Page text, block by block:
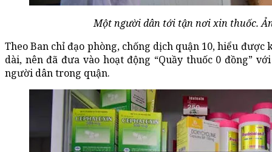
Một người dân tới tận nơi xin thuốc.
Theo Ban chỉ đạo phòng, chống dịch quận 10, hiểu
dài, nên đã đưa vào hoạt động “Quầy thuốc 0 đồng”
người dân trong quận.